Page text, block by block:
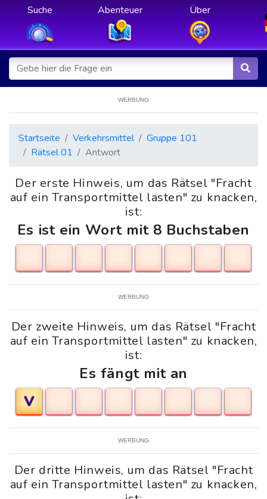
Suche Abenteuer Über
WERBUNG
Startseite Verkehrsmittel
Gruppe 101
Rätsel 01
Antwort
Der erste Hinweis, um das Rätsel "Fracht
auf ein Transportmittel lasten" zu knacken,
ist:
Es ist ein Wort mit 8 Buchstaben
WERBUNG
Der zweite Hinweis, um das Rätsel "Fracht
auf ein Transportmittel lasten" zu knacken,
ist:
Es fängt mit an
V
WERBUNG
Der dritte Hinweis, um das Rätsel "Fracht
auf ein Transportmittel lasten" zu knacken,